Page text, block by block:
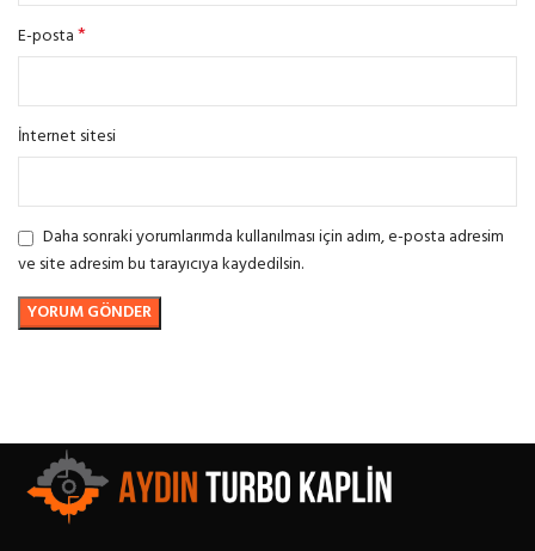
E-posta*
İnternet sitesi
Daha sonraki yorumlarımda kullanılması için adım, e-posta adresim
ve site adresim bu tarayıcıya kaydedilsin.